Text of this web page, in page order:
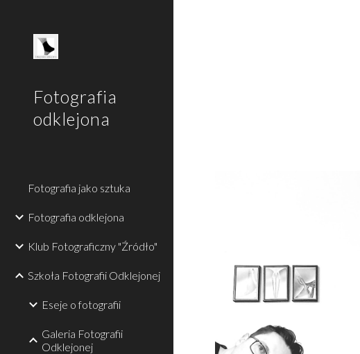
Fotografia
odklejona
Fotografia jako sztuka
Fotografia odklejona
Klub Fotograficzny "Źródło"
Szkoła Fotografii Odklejonej
Eseje o fotografii
Galeria Fotografii
Odklejonej